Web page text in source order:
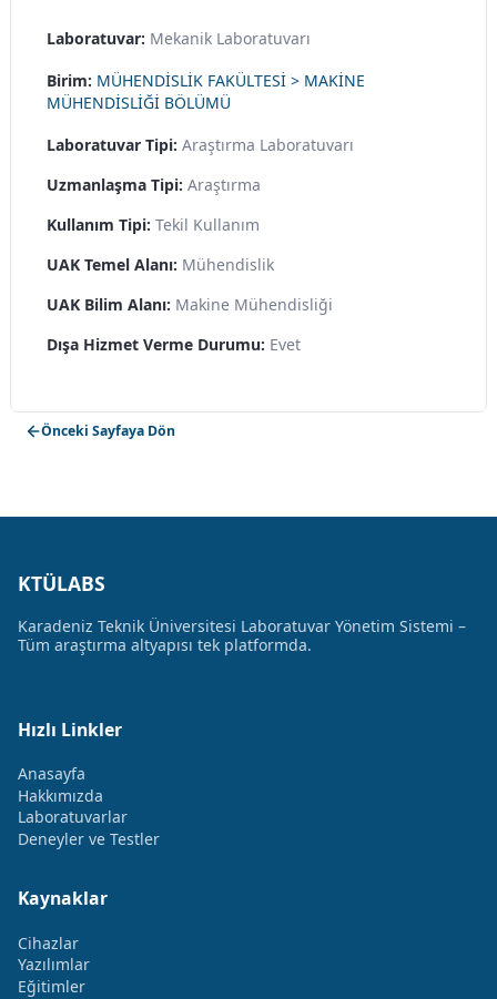
Laboratuvar: Mekanik Laboratuvarı
Birim: MÜHENDİSLİK FAKÜLTESİ > MAKİNE
MÜHENDİSLİĞİ BÖLÜMÜ
Laboratuvar Tipi: Araştırma Laboratuvarı
Uzmanlaşma Tipi: Araştırma
Kullanım Tipi: Tekil Kullanım
UAK Temel Alanı: Mühendislik
UAK Bilim Alanı: Makine Mühendisliği
Dışa Hizmet Verme Durumu: Evet
Önceki Sayfaya Dön
KTÜLABS
Karadeniz Teknik Üniversitesi Laboratuvar Yönetim Sistemi –
Tüm araştırma altyapısı tek platformda.
Hızlı Linkler
Anasayfa
Hakkımızda
Laboratuvarlar
Deneyler ve Testler
Kaynaklar
Cihazlar
Yazılımlar
Eğitimler